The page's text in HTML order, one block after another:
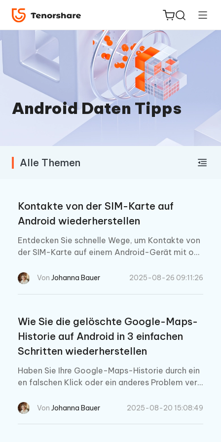
ReiBoot
for iOS
Android Daten Tipps
Alle Themen
Kontakte von der SIM-Karte auf
Android wiederherstellen
Entdecken Sie schnelle Wege, um Kontakte von
der SIM-Karte auf einem Android-Gerät mit od
Von Johanna Bauer 2025-08-26 09:11:26
Wie Sie die gelöschte Google-Maps-
Historie auf Android in 3 einfachen
Schritten wiederherstellen
Haben Sie Ihre Google-Maps-Historie durch ein
en falschen Klick oder ein anderes Problem verl
elöschte Google-Maps-Historien auf Android in
Von Johanna Bauer 2025-08-20 15:08:49